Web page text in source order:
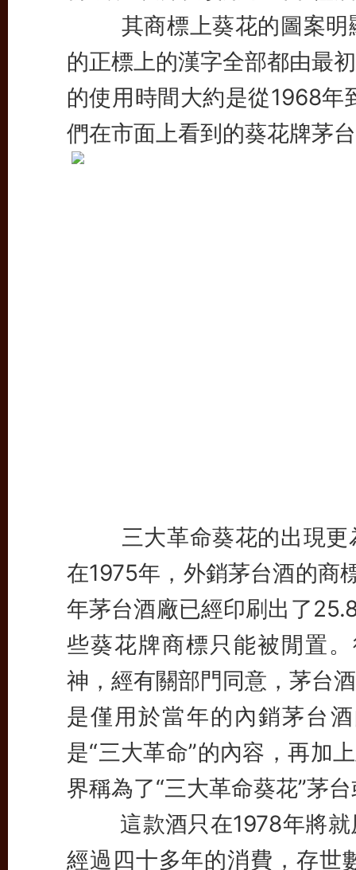
其商標上葵花的圖案明
的正標上的漢字全部都由最
的使用時間大約是從1968
們在市面上看到的葵花牌茅
三大革命葵花的出現更
在1975年，外銷茅台酒的商
年茅台酒廠已經印刷出了
些葵花牌商標只能被閒置。
神，經有關部門同意，茅台
是僅用於當年的內銷茅台
是“三大革命”的內容，再加
界稱為了“三大革命葵花”茅
這款酒只在1978年將就
經過四十多年的消費，存世